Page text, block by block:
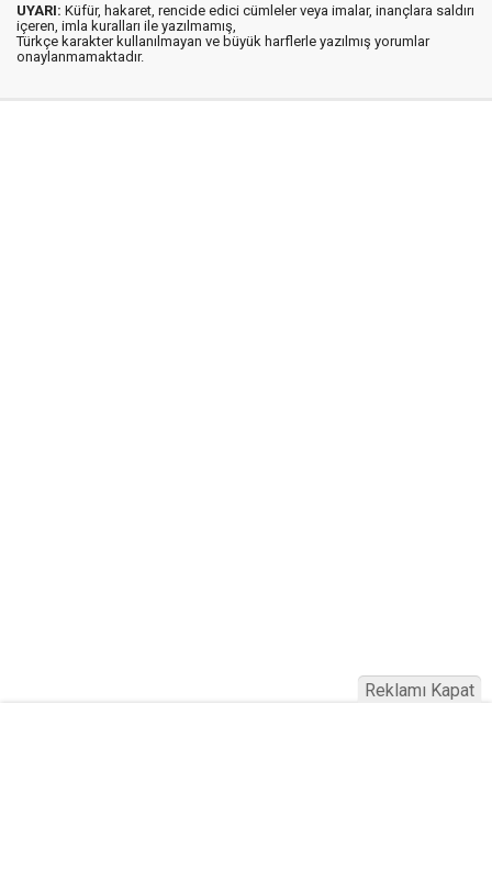
UYARI: Küfür, hakaret, rencide edici cümleler veya imalar, inançlara saldırı
içeren, imla kuralları ile yazılmamış,
Türkçe karakter kullanılmayan ve büyük harflerle yazılmış yorumlar
onaylanmamaktadır.
Reklamı Kapat